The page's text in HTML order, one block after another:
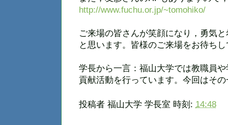
http://www.fuchu.or.jp/~tomohiko/
ご来場の皆さんが笑顔になり，勇気
と思います。皆様のご来場をお待ち
学長から一言：福山大学では教職員
貢献活動を行っています。今回はそ
投稿者 福山大学 学長室 時刻: 14:48